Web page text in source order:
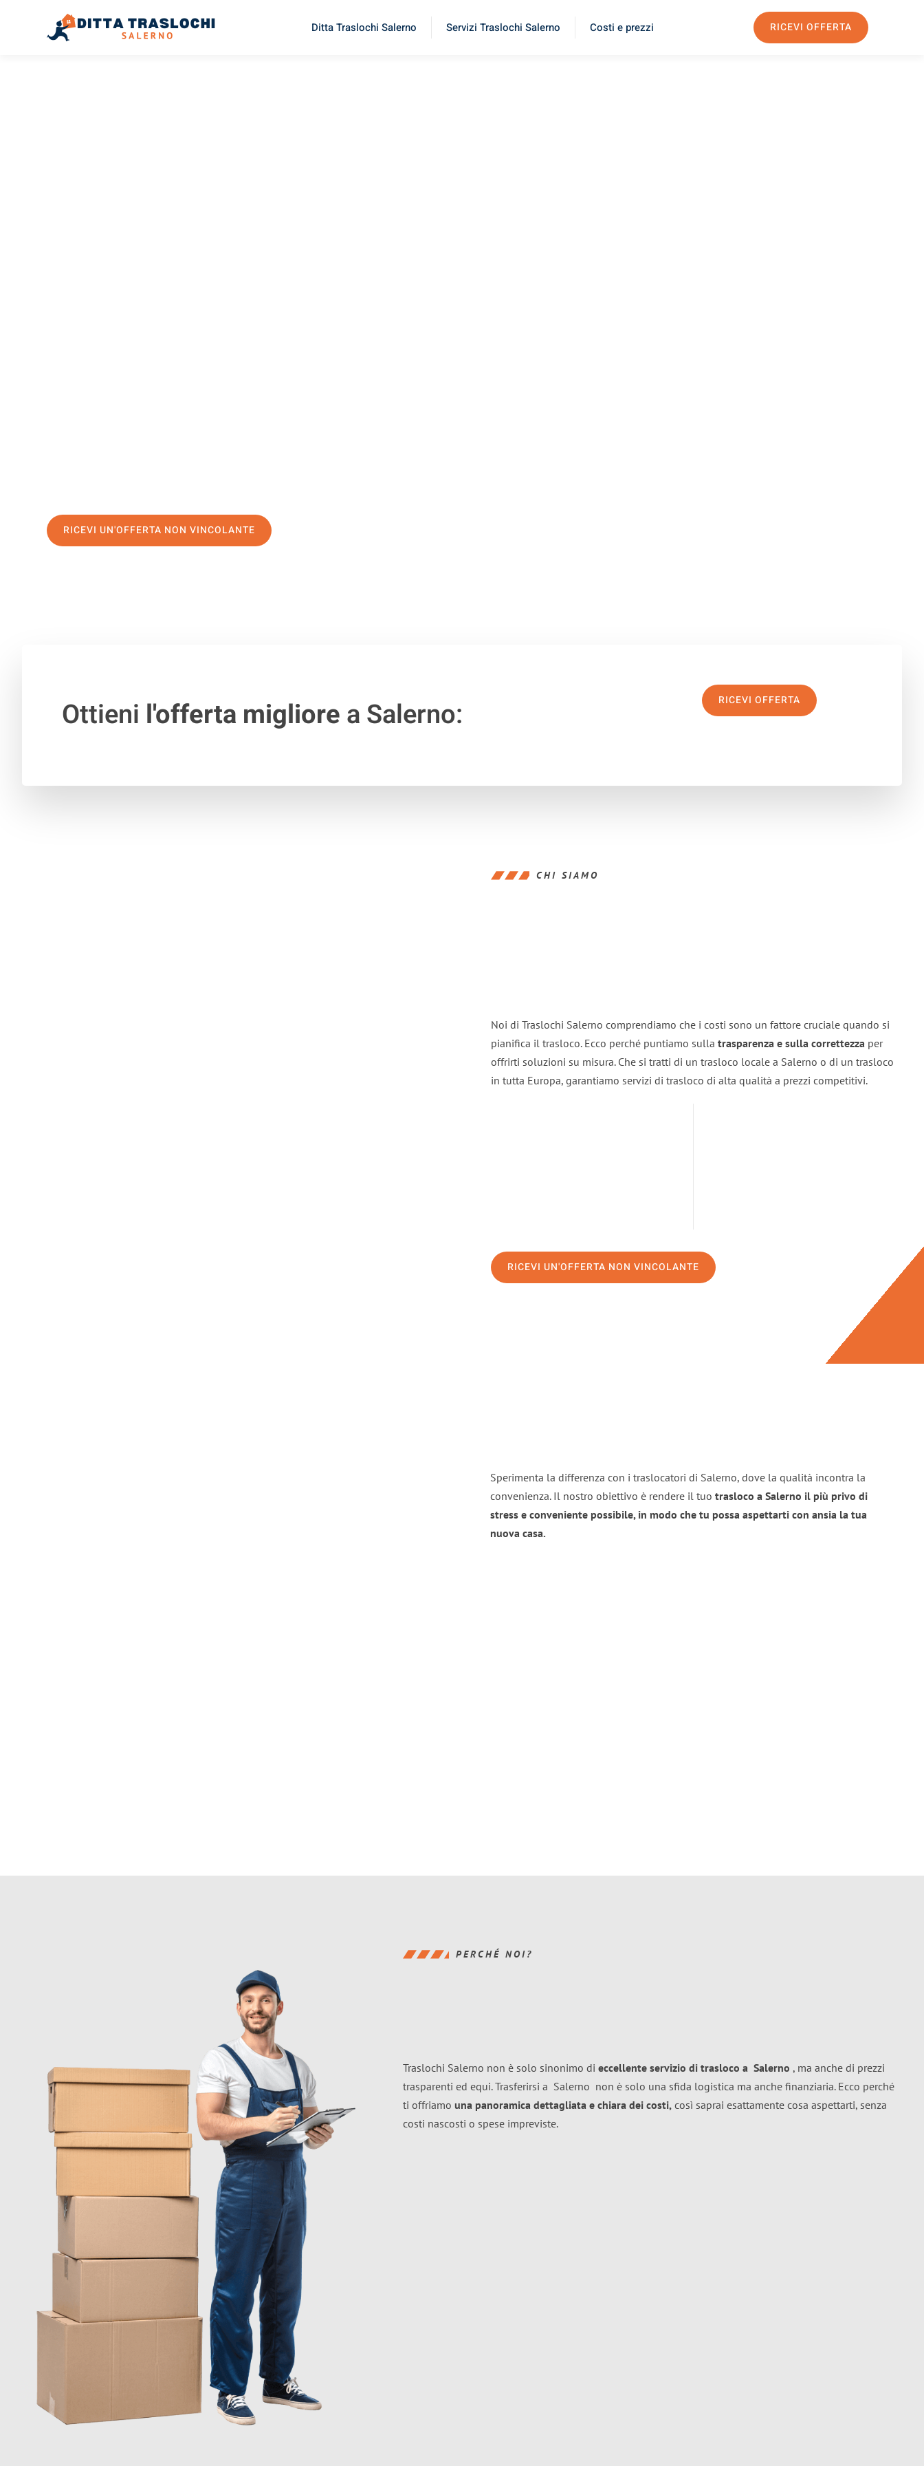
Ditta Traslochi Salerno Servizi Traslochi Salerno Costi e prezzi RICEVI OFFERTA
RICEVI UN'OFFERTA NON VINCOLANTE
Ottieni l'offerta migliorea Salerno: RICEVI OFFERTA
CHI SIAMO
Noi di Traslochi Salerno comprendiamo che i costi sono un fattore cruciale quando si
pianifica il trasloco. Ecco perché puntiamo sulla trasparenza e sulla correttezza per
offrirti soluzioni su misura. Che si tratti di un trasloco locale a Salerno o di un trasloco
in tutta Europa, garantiamo servizi di trasloco di alta qualità a prezzi competitivi.
RICEVI UN'OFFERTA NON VINCOLANTE
Sperimenta la differenza con i traslocatori di Salerno, dove la qualità incontra la
convenienza. Il nostro obiettivo è rendere il tuo trasloco a Salerno il più privo di
stress e conveniente possibile, in modo che tu possa aspettarti con ansia la tua
nuova casa.
PERCHÉ NOI?
Traslochi Salerno non è solo sinonimo di eccellente servizio di trasloco a Salerno , ma anche di prezzi
trasparenti ed equi. Trasferirsi a Salerno non è solo una sfida logistica ma anche finanziaria. Ecco perché
ti offriamo una panoramica dettagliata e chiara dei costi, così saprai esattamente cosa aspettarti, senza
costi nascosti o spese impreviste.